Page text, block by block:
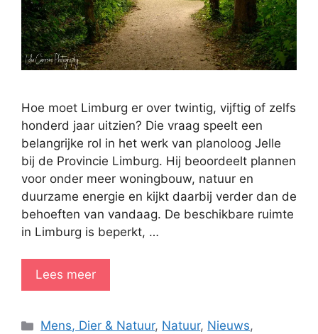
Hoe moet Limburg er over twintig, vijftig of zelfs
honderd jaar uitzien? Die vraag speelt een
belangrijke rol in het werk van planoloog Jelle
bij de Provincie Limburg. Hij beoordeelt plannen
voor onder meer woningbouw, natuur en
duurzame energie en kijkt daarbij verder dan de
behoeften van vandaag. De beschikbare ruimte
in Limburg is beperkt, …
Lees meer
Categorieën
Mens, Dier & Natuur, Natuur, Nieuws,